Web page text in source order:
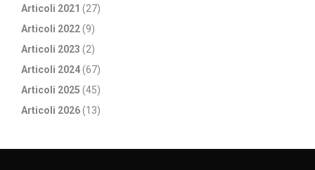
Articoli 2021 (27)
Articoli 2022(9)
Articoli 2023 (2)
Articoli 2024(67)
Articoli 2025 (45)
Articoli 2026(13)